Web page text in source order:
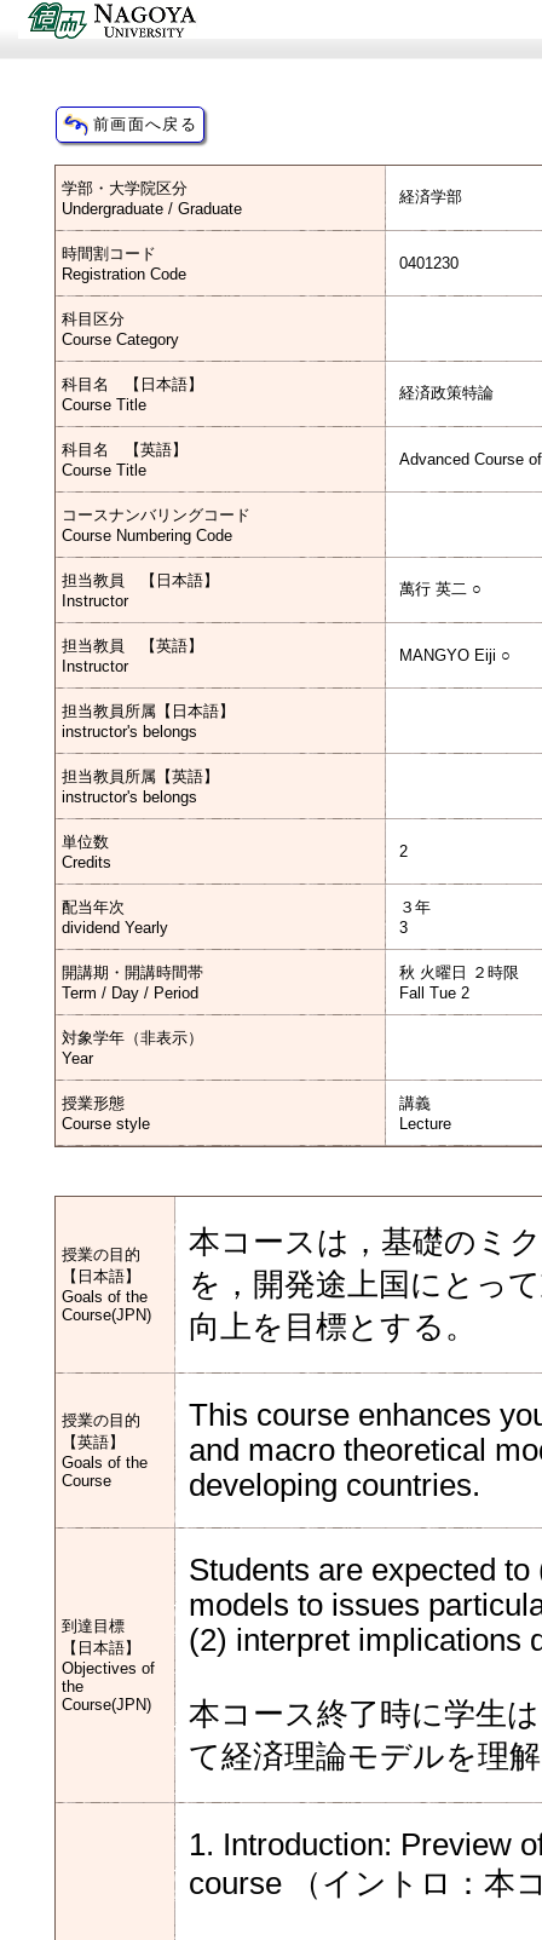
学部・大学院区分
Undergraduate / Graduate
経済学部
時間割コード
Registration Code
0401230
科目区分
Course Category
科目名 【日本語】
Course Title
経済政策特論
科目名 【英語】
Course Title
Advanced Course
コースナンバリングコード
Course Numbering Code
担当教員 【日本語】
Instructor
萬行 英二 ○
担当教員 【英語】
Instructor
MANGYO Eiji ○
担当教員所属【日本語】
instructor's belongs
担当教員所属【英語】
instructor's belongs
単位数
Credits
2
配当年次
dividend Yearly
３年
3
開講期・開講時間帯
Term / Day / Period
秋 火曜日 ２時限
Fall Tue 2
対象学年（非表示）
Year
授業形態
Course style
講義
Lecture
授業の目的
【日本語】
Goals of the
Course(JPN)
本コースは，基礎のミ
を，開発途上国にとっ
向上を目標とする。
授業の目的
【英語】
Goals of the
Course
This course enhances
and macro theoretical
developing countries.
到達目標
【日本語】
Objectives of
the
Course(JPN)
Students are expected
models to issues
(2) interpret implications
本コース終了時に学生
て経済理論モデルを理
1. Introduction: Preview
course （イントロ：本